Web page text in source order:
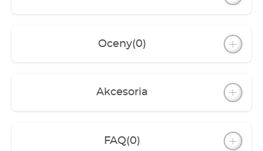
Atmospheric LED lighting in the cabinet with
choose from thanks to the included EHEIM
Fully assembled cabinet
Oceny(0)
Akcesoria
FAQ(0)